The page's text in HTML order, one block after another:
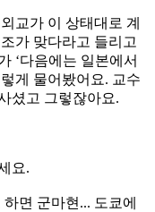
교가 이 상태대로 계
가 맞다라고 들리고
‘다음에는 일본에서
게 물어봤어요. 교수
셨고 그렇잖아요.
요.
면 군마현... 도쿄에